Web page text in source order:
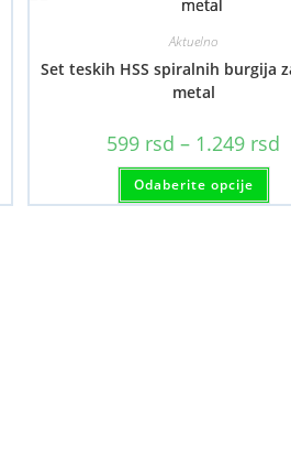
Aktuelno
Set teskih HSS spiralnih burgija
metal
599 rsd – 1.249 rsd
Odaberite opcije
Ovaj